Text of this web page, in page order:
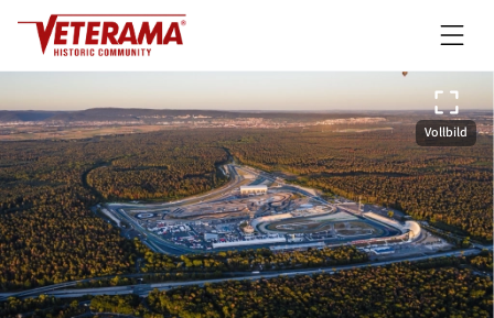
Vollbild